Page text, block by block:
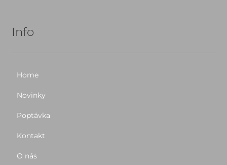
Info
Home
Novinky
Poptávka
Kontakt
O nás